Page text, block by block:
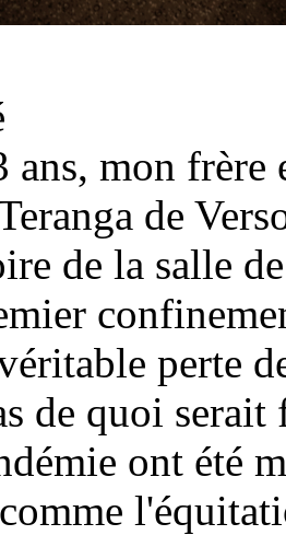
ans, mon frère
de
de la salle
perte
de quoi
ont été